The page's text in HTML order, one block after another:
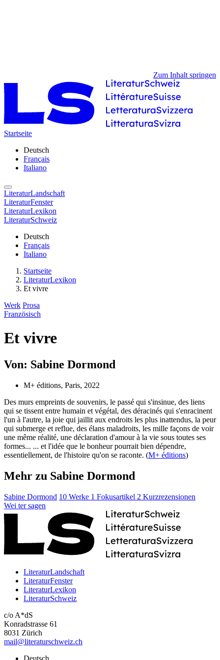
Zum Inhalt springen
Startseite
Deutsch
Français
Italiano
LiteraturLandschaft
LiteraturFenster
LiteraturLexikon
LiteraturSchweiz
Deutsch
Français
Italiano
Startseite
LiteraturLexikon
Et vivre
Werk Prosa
Französisch
Et vivre
Von: Sabine Dormond
M+ éditions, Paris, 2022
Des murs empreints de souvenirs, le passé qui s'insinue, des liens
qui se tissent entre humain et végétal, des déracinés qui s'enracinent
l'un à l'autre, la joie qui jaillit aux endroits les plus inattendus, la peur
qui submerge et reflue, des élans maladroits, les mille façons de voir
une même réalité, une déclaration d'amour à la vie sous toutes ses
formes... ... et l'idée que le bonheur pourrait bien dépendre,
essentiellement, de l'histoire qu'on se raconte. (M+ éditions)
Mehr zu Sabine Dormond
Sabine Dormond 10 Werke 1 Fokusartikel 2 Kurzrezensionen
Wei ter sagen
LiteraturLandschaft
LiteraturFenster
LiteraturLexikon
LiteraturSchweiz
c/o A*dS
Konradstrasse 61
8031 Zürich
mail@literaturschweiz.ch
Deutsch